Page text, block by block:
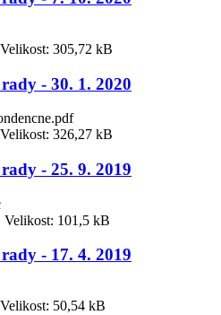
305,72 kB
- 30. 1. 2020
326,27 kB
- 25. 9. 2019
101,5 kB
- 17. 4. 2019
50,54 kB